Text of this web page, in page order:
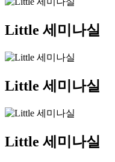
Little 세미나실
Little 세미나실
Little 세미나실